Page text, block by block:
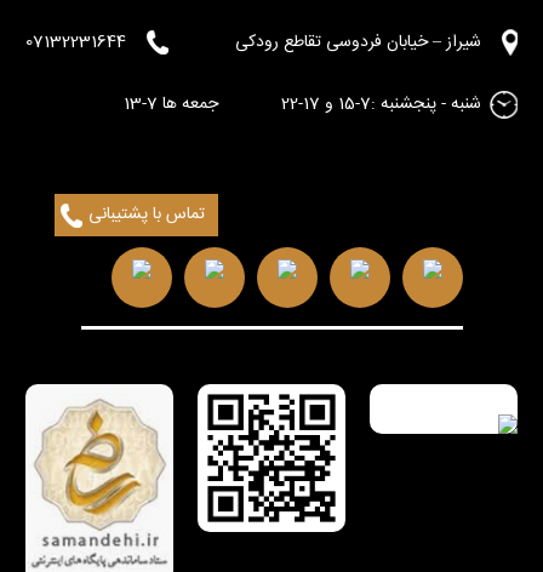
تماس با پشتیبانی
شیراز – خیابان فردوسی تقاطع رودکی 07132231644
شنبه - پنجشنبه :7-15 و 17-22 جمعه ها 7-13